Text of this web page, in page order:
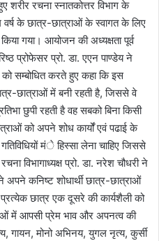
रचना स्नातकोत्तर विभाग के
वर्ष के छात्र-छात्राओं के स्वागत के लिए
गया। आयोजन की अध्यक्षता पूर्व
प्रोफेसर प्रो. डा. एएन पाण्डेय ने
सम्बोधित करते हुए कहा कि इस
छात्राओं में बनी रहती है, जिससे वे
छुपी रहती है वह सबको बिना किसी
को अपने शोध कार्योंं एवं पढाई के
मंे हिस्सा लेना चाहिए जिससे
विभागाध्यक्ष प्रो. डा. नरेश चौधरी ने
अपने कनिष्ट शोधार्थी छात्र-छात्राओं
छात्र एक दूसरे की कार्यशैली को
में आपसी प्रेम भाव और अपनत्व की
मोनो अभिनय, युगल नृत्य, कुर्सी